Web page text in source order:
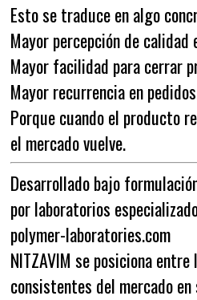
Esto se traduce en algo
Mayor percepción de
Mayor facilidad para cerrar
Mayor recurrencia en
Porque cuando el producto
el mercado vuelve.
Desarrollado bajo
por laboratorios
polymer-laboratories.com
NITZAVIM se posiciona
consistentes del mercado